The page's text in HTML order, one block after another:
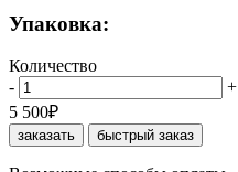
Упаковка:
Количество
-
+
5 500₽
заказать быстрый заказ